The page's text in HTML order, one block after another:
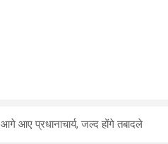
आए प्रधानाचार्य, जल्द होंगे तबादले